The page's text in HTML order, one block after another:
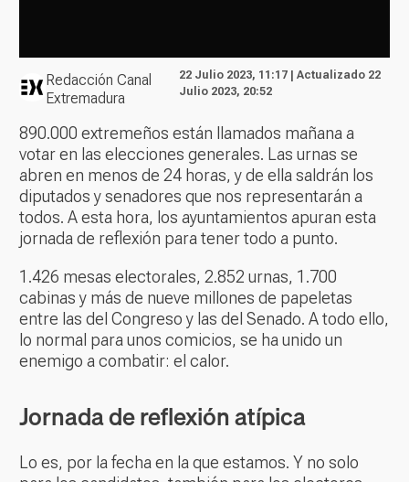
Redacción Canal
Extremadura
22 Julio 2023, 11:17 | Actualizado 22
Julio 2023, 20:52
890.000 extremeños están llamados mañana a
votar en las elecciones generales. Las urnas se
abren en menos de 24 horas, y de ella saldrán los
diputados y senadores que nos representarán a
todos. A esta hora, los ayuntamientos apuran esta
jornada de reflexión para tener todo a punto.
1.426 mesas electorales, 2.852 urnas, 1.700
cabinas y más de nueve millones de papeletas
entre las del Congreso y las del Senado. A todo ello,
lo normal para unos comicios, se ha unido un
enemigo a combatir: el calor.
Jornada de reflexión atípica
Lo es, por la fecha en la que estamos. Y no solo